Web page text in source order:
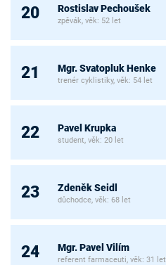
20 Rostislav Pechoušek
zpěvák, věk: 52 let
21 Mgr. Svatopluk Henke
trenér cyklistiky, věk: 54 let
22 Pavel Krupka
student, věk: 20 let
23 Zdeněk Seidl
důchodce, věk: 68 let
24 Mgr. Pavel Vilím
referent farmaceuti, věk: 31 let